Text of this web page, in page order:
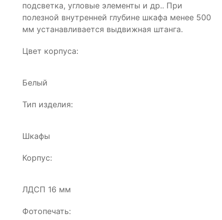
подсветка, угловые элементы и др.. При
полезной внутренней глубине шкафа менее 500
мм устанавливается выдвижная штанга.
Цвет корпуса:
Белый
Тип изделия:
Шкафы
Корпус:
ЛДСП 16 мм
Фотопечать: